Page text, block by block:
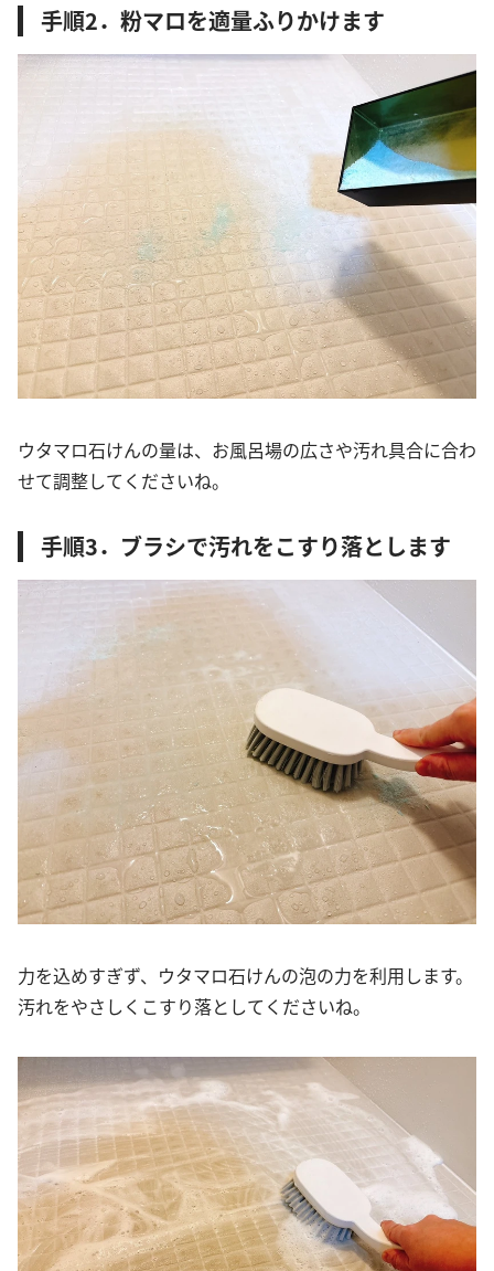
手順2．粉マロを適量ふりかけます
ウタマロ石けんの量は、お風呂場の広さや汚れ具合に合わ
せて調整してくださいね。
手順3．ブラシで汚れをこすり落とします
力を込めすぎず、ウタマロ石けんの泡の力を利用します。
汚れをやさしくこすり落としてくださいね。